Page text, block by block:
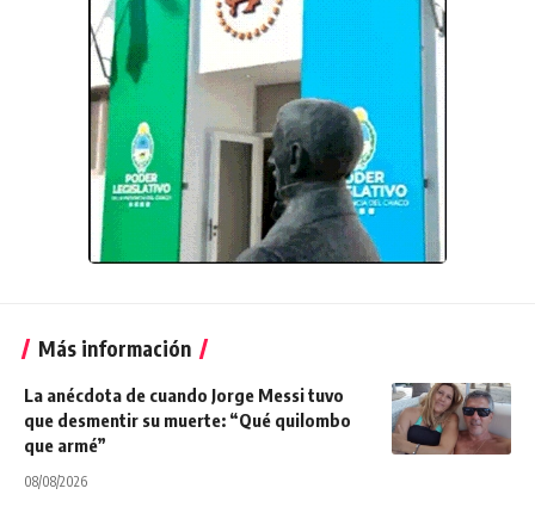
Más información
La anécdota de cuando Jorge Messi tuvo
que desmentir su muerte: “Qué quilombo
que armé”
08/08/2026